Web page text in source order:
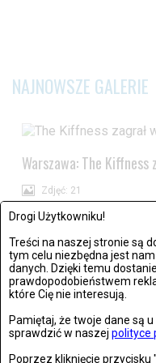
Drogi Użytkowniku!
Treści na naszej stronie są
tym celu niezbędna jest
danych. Dzięki temu
prawdopodobieństwem
które Cię nie interesują.
Pamiętaj, że twoje dane są
sprawdzić w naszej polityce
Poprzez kliknięcie
NAJNOWSZE GALERIE
Warszawa: The Kiffness
Zdjęć: 21
Wrocław: Romeo i Julia
Teatrze Capitol